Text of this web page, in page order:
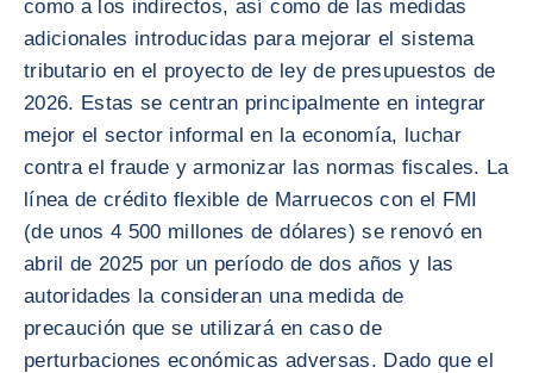
como a los indirectos, así como de las medidas
adicionales introducidas para mejorar el sistema
tributario en el proyecto de ley de presupuestos de
2026. Estas se centran principalmente en integrar
mejor el sector informal en la economía, luchar
contra el fraude y armonizar las normas fiscales. La
línea de crédito flexible de Marruecos con el FMI
(de unos 4 500 millones de dólares) se renovó en
abril de 2025 por un período de dos años y las
autoridades la consideran una medida de
precaución que se utilizará en caso de
perturbaciones económicas adversas. Dado que el